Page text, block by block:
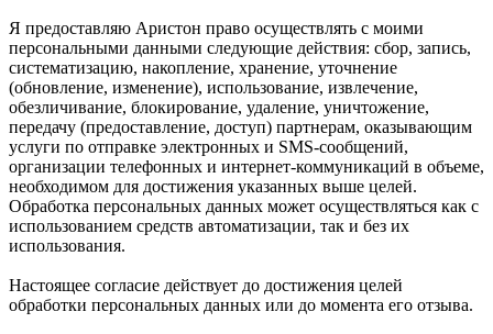
Я предоставляю Аристон право осуществлять с моими
персональными данными следующие действия: сбор, запись,
систематизацию, накопление, хранение, уточнение
(обновление, изменение), использование, извлечение,
обезличивание, блокирование, удаление, уничтожение,
передачу (предоставление, доступ) партнерам, оказывающим
услуги по отправке электронных и SMS‑сообщений,
организации телефонных и интернет‑коммуникаций в объеме,
необходимом для достижения указанных выше целей.
Обработка персональных данных может осуществляться как с
использованием средств автоматизации, так и без их
использования.
Настоящее согласие действует до достижения целей
обработки персональных данных или до момента его отзыва.